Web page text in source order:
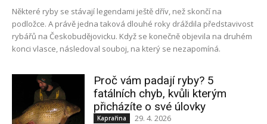
Některé ryby se stávají legendami ještě dřív, než skončí na
podložce. A právě jedna taková dlouhé roky dráždila představivost
rybářů na Českobudějovicku. Když se konečně objevila na druhém
konci vlasce, následoval souboj, na který se nezapomíná.
Proč vám padají ryby? 5
fatálních chyb, kvůli kterým
přicházíte o své úlovky
Kaprařina 29. 4. 2026